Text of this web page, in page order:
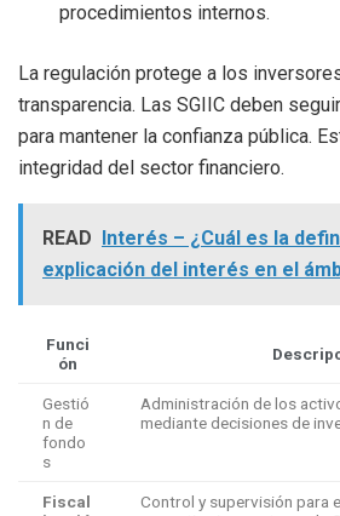
procedimientos internos.
La regulación protege a los
transparencia. Las SGIIC deben
para mantener la confianza pública.
integridad del sector financiero.
READ
Interés – ¿Cuál es la
explicación del interés en el
Funci
ón
Gestió
n de
fondo
s
Administración de los
mediante decisiones de
Fiscal
Control y supervisión para